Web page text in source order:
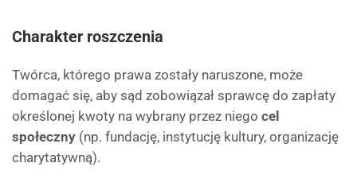
Charakter roszczenia
Twórca, którego prawa zostały naruszone, może
domagać się, aby sąd zobowiązał sprawcę do zapłaty
określonej kwoty na wybrany przez niego cel
społeczny (np. fundację, instytucję kultury, organizację
charytatywną).